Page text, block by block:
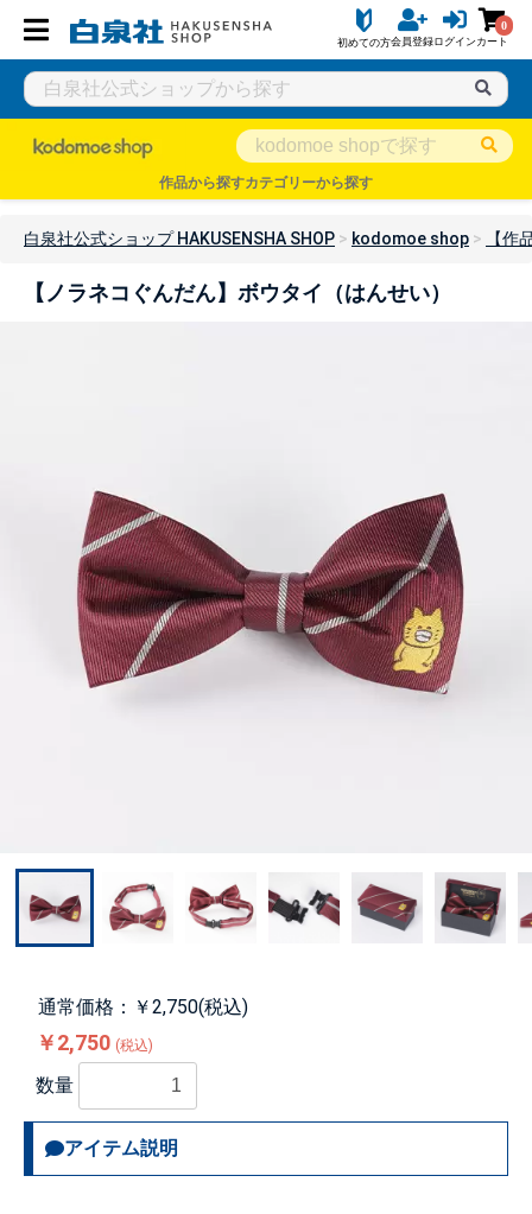
初めての方会員登録ログイン
0
カート
作品から探すカテゴリーから探す
白泉社公式ショップ HAKUSENSHA SHOP kodomoe shop 【作
【ノラネコぐんだん】ボウタイ（はんせい）
通常価格：￥2,750(税込)
￥2,750 (税込)
数量
アイテム説明